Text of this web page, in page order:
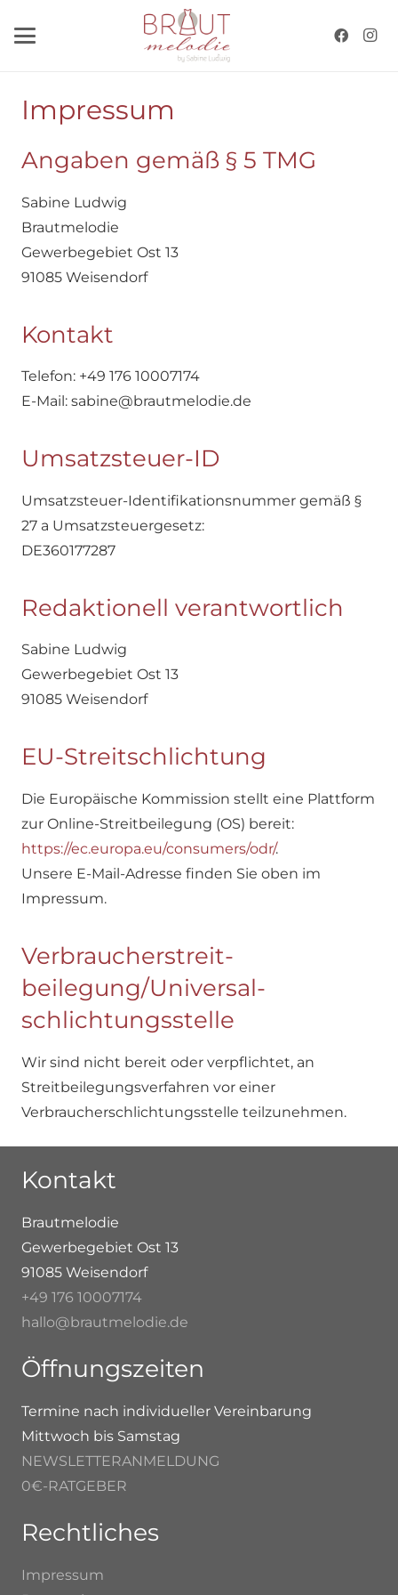
Impressum
Angaben gemäß § 5 TMG
Sabine Ludwig
Brautmelodie
Gewerbegebiet Ost 13
91085 Weisendorf
Kontakt
Telefon: +49 176 10007174
E-Mail: sabine@brautmelodie.de
Umsatzsteuer-ID
Umsatzsteuer-Identifikationsnummer gemäß §
27 a Umsatzsteuergesetz:
DE360177287
Redaktionell verantwortlich
Sabine Ludwig
Gewerbegebiet Ost 13
91085 Weisendorf
EU-Streitschlichtung
Die Europäische Kommission stellt eine Plattform
zur Online-Streitbeilegung (OS) bereit:
https://ec.europa.eu/consumers/odr/.
Unsere E-Mail-Adresse finden Sie oben im
Impressum.
Verbraucher­streit­
beilegung/Universal­
schlichtungs­stelle
Wir sind nicht bereit oder verpflichtet, an
Streitbeilegungsverfahren vor einer
Verbraucherschlichtungsstelle teilzunehmen.
Kontakt
Brautmelodie
Gewerbegebiet Ost 13
91085 Weisendorf
+49 176 10007174
hallo@brautmelodie.de
Öffnungszeiten
Termine nach individueller Vereinbarung
Mittwoch bis Samstag
NEWSLETTERANMELDUNG
0€-RATGEBER
Rechtliches
Impressum